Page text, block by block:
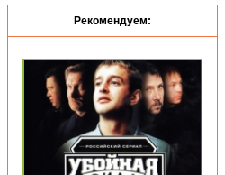
Рекомендуем: